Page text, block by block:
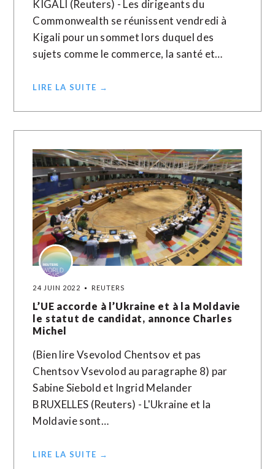
KIGALI (Reuters) - Les dirigeants du
Commonwealth se réunissent vendredi à
Kigali pour un sommet lors duquel des
sujets comme le commerce, la santé et…
LIRE LA SUITE →
24 JUIN 2022 REUTERS
L’UE accorde à l’Ukraine et à la Moldavie
le statut de candidat, annonce Charles
Michel
(Bien lire Vsevolod Chentsov et pas
Chentsov Vsevolod au paragraphe 8) par
Sabine Siebold et Ingrid Melander
BRUXELLES (Reuters) - L'Ukraine et la
Moldavie sont…
LIRE LA SUITE →